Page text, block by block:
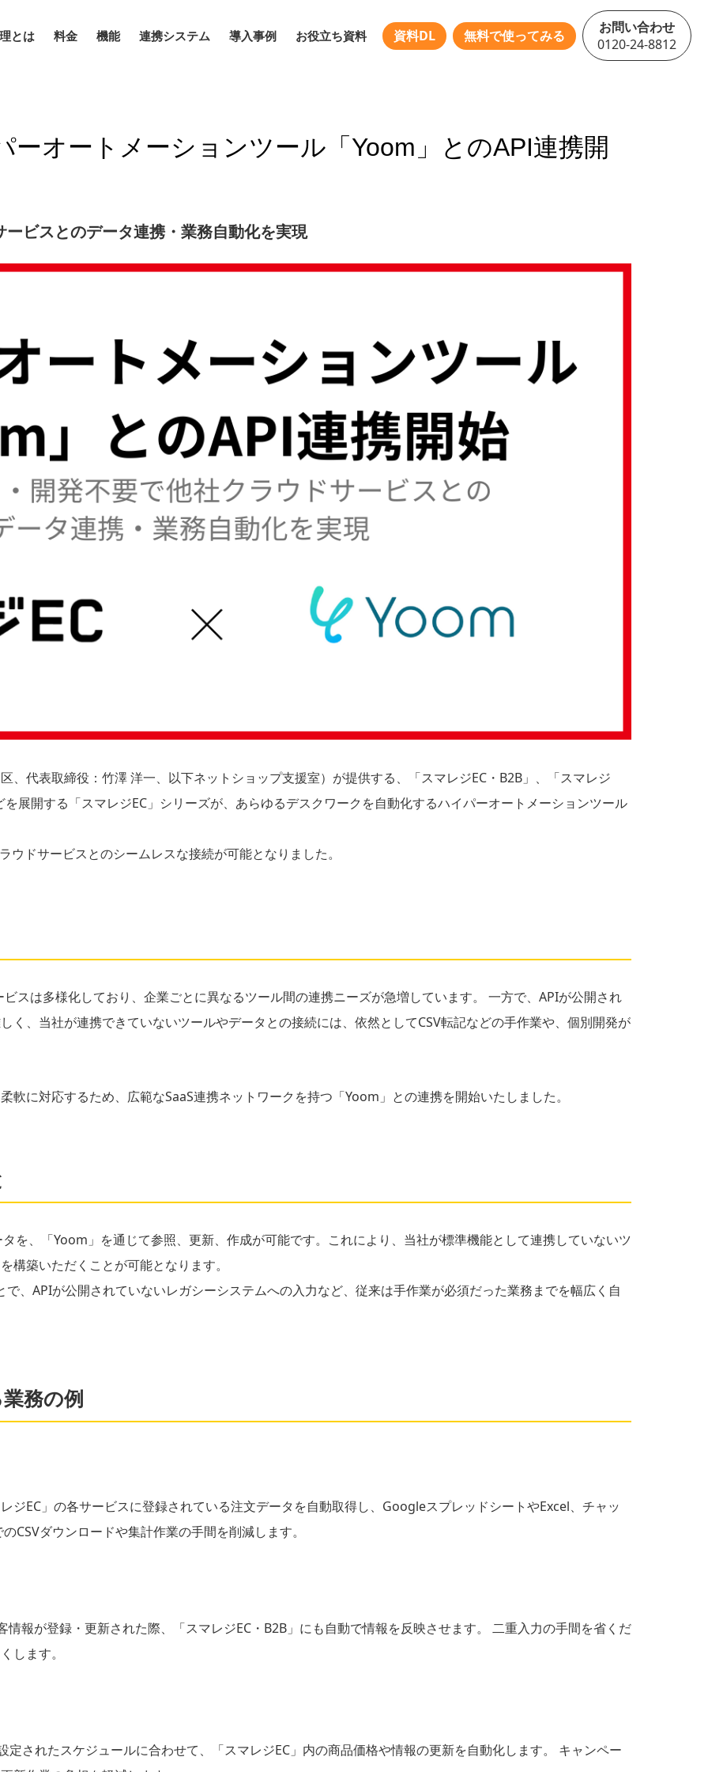
とは 料金 機能 連携システム 導入事例 お役立ち資料 資料DL 無料で使ってみる
お問い合わせ
0120-24-8812
ーオートメーションツール「Yoom」とのAPI連携開
ビスとのデータ連携・業務自動化を実現
、代表取締役：竹澤 洋一、以下ネットショップ支援室）が提供する、「スマレジEC・B2B」、「スマレジ
展開する「スマレジEC」シリーズが、あらゆるデスクワークを自動化するハイパーオートメーションツール
ドサービスとのシームレスな接続が可能となりました。
スは多様化しており、企業ごとに異なるツール間の連携ニーズが急増しています。 一方で、APIが公開され
く、当社が連携できていないツールやデータとの接続には、依然としてCSV転記などの手作業や、個別開発が
軟に対応するため、広範なSaaS連携ネットワークを持つ「Yoom」との連携を開始いたしました。
を、「Yoom」を通じて参照、更新、作成が可能です。これにより、当社が標準機能として連携していないツ
構築いただくことが可能となります。
、APIが公開されていないレガシーシステムへの入力など、従来は手作業が必須だった業務までを幅広く自
務の例
ジEC」の各サービスに登録されている注文データを自動取得し、GoogleスプレッドシートやExcel、チャッ
CSVダウンロードや集計作業の手間を削減します。
報が登録・更新された際、「スマレジEC・B2B」にも自動で情報を反映させます。 二重入力の手間を省くだ
します。
されたスケジュールに合わせて、「スマレジEC」内の商品価格や情報の更新を自動化します。 キャンペー